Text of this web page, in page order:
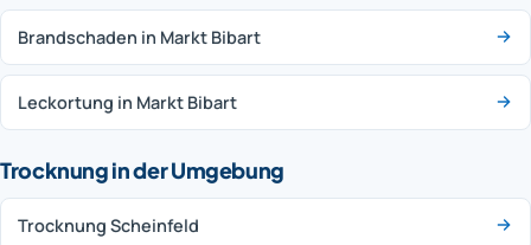
Brandschaden in Markt Bibart
Leckortung in Markt Bibart
Trocknung in der Umgebung
Trocknung Scheinfeld